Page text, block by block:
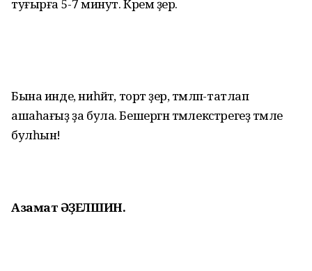
туғырға 5-7 минут. Крем әҙер.
Бына инде, ниһәйәт, торт әҙер, тәмләп-татлап
ашаһағыҙ ҙа була. Бешергән тәмлекәстәрегеҙ тәмле
булһын!
Азамат ҒӘҘЕЛШИН.